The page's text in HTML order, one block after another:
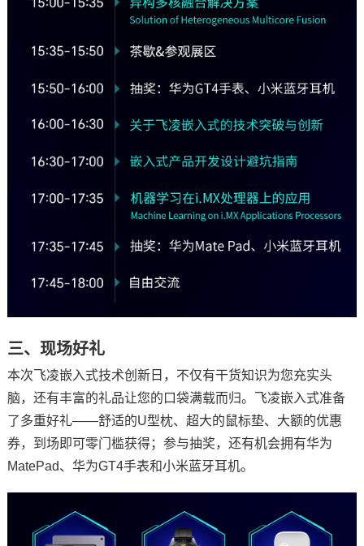
三、现场好礼
本次飞凌嵌入式技术创新日，不仅有干货知识为您充实头
脑，还有丰富的礼品让您的口袋满载而归。飞凌嵌入式准备
了多重好礼——舒适的U型枕、超大的鼠标垫、大额的优惠
券，到场即可零门槛获得；参与抽奖，还有机会拥有华为
MatePad、华为GT4手表和小米蓝牙耳机。